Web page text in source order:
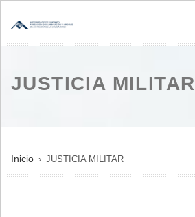
JUSTICIA MILITAR
SOBRESCRIBIR
ENLACES
Inicio JUSTICIA MILITAR